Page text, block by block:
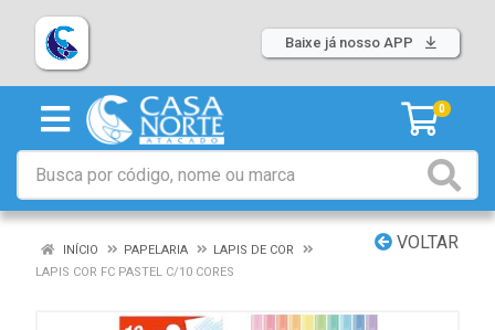
Baixe já nosso APP
0
VOLTAR
INÍCIO PAPELARIA
LAPIS DE COR
LAPIS COR FC PASTEL C/10 CORES